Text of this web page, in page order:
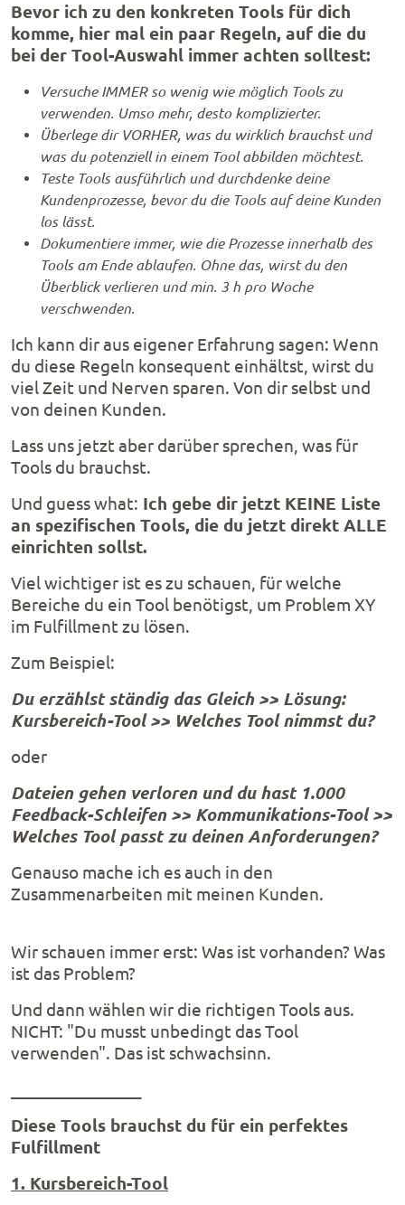
Bevor ich zu den konkreten Tools für dich
komme, hier mal ein paar Regeln, auf die du
bei der Tool-Auswahl immer achten solltest:
Versuche IMMER so wenig wie möglich Tools zu
verwenden. Umso mehr, desto komplizierter.
Überlege dir VORHER, was du wirklich brauchst und
was du potenziell in einem Tool abbilden möchtest.
Teste Tools ausführlich und durchdenke deine
Kundenprozesse, bevor du die Tools auf deine Kunden
los lässt.
Dokumentiere immer, wie die Prozesse innerhalb des
Tools am Ende ablaufen. Ohne das, wirst du den
Überblick verlieren und min. 3 h pro Woche
verschwenden.
Ich kann dir aus eigener Erfahrung sagen: Wenn
du diese Regeln konsequent einhältst, wirst du
viel Zeit und Nerven sparen. Von dir selbst und
von deinen Kunden.
Lass uns jetzt aber darüber sprechen, was für
Tools du brauchst.
Und guess what: Ich gebe dir jetzt KEINE Liste
an spezifischen Tools, die du jetzt direkt ALLE
einrichten sollst.
Viel wichtiger ist es zu schauen, für welche
Bereiche du ein Tool benötigst, um Problem XY
im Fulfillment zu lösen.
Zum Beispiel:
Du erzählst ständig das Gleich >> Lösung:
Kursbereich-Tool >> Welches Tool nimmst du?
oder
Dateien gehen verloren und du hast 1.000
Feedback-Schleifen >> Kommunikations-Tool >>
Welches Tool passt zu deinen Anforderungen?
Genauso mache ich es auch in den
Zusammenarbeiten mit meinen Kunden.
Wir schauen immer erst: Was ist vorhanden? Was
ist das Problem?
Und dann wählen wir die richtigen Tools aus.
NICHT: "Du musst unbedingt das Tool
verwenden". Das ist schwachsinn.
Diese Tools brauchst du für ein perfektes
Fulfillment
1. Kursbereich-Tool